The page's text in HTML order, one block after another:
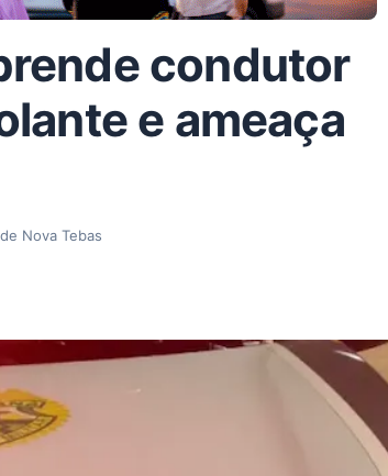
condutor
e ameaça
Nova Tebas